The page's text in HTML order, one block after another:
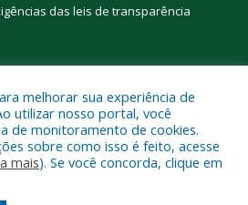
das leis de transparência
a Prefeitura Municipal de Aveiro.
melhorar sua experiência de
utilizar nosso portal, você
de monitoramento de cookies.
sobre como isso é feito, acesse
mais). Se você concorda, clique em